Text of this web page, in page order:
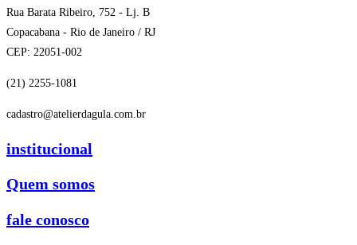
Rua Barata Ribeiro, 752 - Lj. B
Copacabana - Rio de Janeiro / RJ
CEP: 22051-002
(21) 2255-1081
cadastro@atelierdagula.com.br
institucional
Quem somos
fale conosco